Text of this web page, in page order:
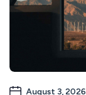
August 3, 2026